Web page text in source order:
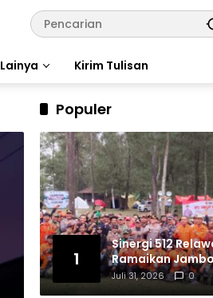
Lainya Kirim Tulisan
Populer
1
Sinergi 512
Ramaikan
Raya 2026
Juli 31, 2026 0